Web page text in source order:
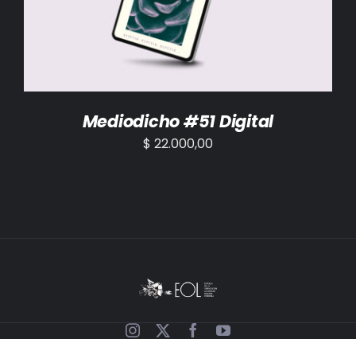
Mediodicho #51 Digital
$ 22.000,00